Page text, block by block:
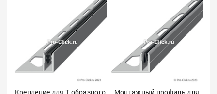
Крепление для Т образного
Монтажный профиль для